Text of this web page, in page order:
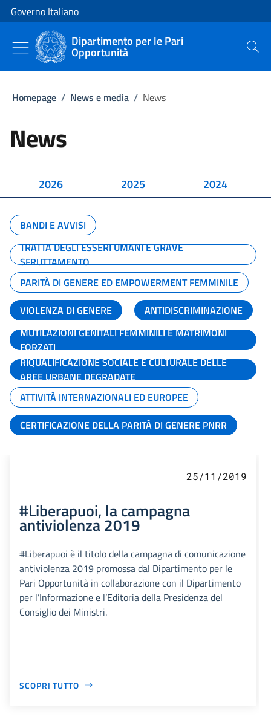
Vai al contenuto
Vai alla navigazione del sito
Governo Italiano
Dipartimento per le Pari
Opportunità Cerca
Homepage / News e media / News
News
2026 2025 2024
BANDI E AVVISI
TRATTA DEGLI ESSERI UMANI E GRAVE
SFRUTTAMENTO
PARITÀ DI GENERE ED EMPOWERMENT FEMMINILE
VIOLENZA DI GENERE
ANTIDISCRIMINAZIONE
MUTILAZIONI GENITALI FEMMINILI E MATRIMONI
FORZATI
RIQUALIFICAZIONE SOCIALE E CULTURALE DELLE
AREE URBANE DEGRADATE
ATTIVITÀ INTERNAZIONALI ED EUROPEE
CERTIFICAZIONE DELLA PARITÀ DI GENERE PNRR
25/11/2019
#Liberapuoi, la campagna
antiviolenza 2019
#Liberapuoi è il titolo della campagna di comunicazione
antiviolenza 2019 promossa dal Dipartimento per le
Pari Opportunità in collaborazione con il Dipartimento
per l’Informazione e l’Editoria della Presidenza del
Consiglio dei Ministri.
SCOPRI TUTTO